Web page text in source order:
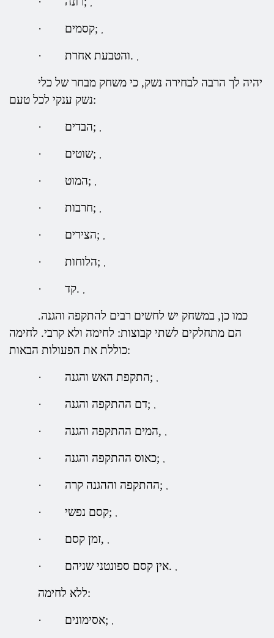
· קסמים;
· והטבעת אחרת.
יהיה לך הרבה לבחירה נשק, כי משחק מבחר של כלי
נשק ענקי לכל טעם:
· הבדים;
· שוטים;
· המוט;
· חרבות;
· הצירים;
· הלוחות;
· קד.
כמו כן, במשחק יש לחשים רבים להתקפה והגנה.
הם מתחלקים לשתי קבוצות: לחימה ולא קרבי. לחימה
כוללת את הפעולות הבאות:
· התקפת האש והגנה;
· דם ההתקפה והגנה;
· המים ההתקפה והגנה,
· כאוס ההתקפה והגנה;
· ההתקפה וההגנה קרה;
· קסם נפשי;
· זמן קסם,
· אין קסם ספונטני שניהם.
ללא לחימה:
· אסימונים;